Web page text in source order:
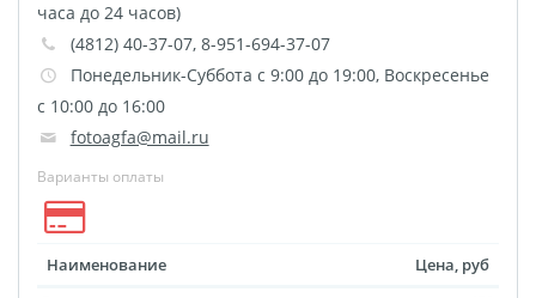
Печать на CD/DVD
Металлическая
пластина
Фото на медали
Коврик для мыши
Фото на брелках
Фото на часах
часа до 24 часов)
(4812) 40-37-07, 8-951-694-37-07
Понедельник-Суббота с 9:00 до 19:00, Воскресенье
с 10:00 до 16:00
fotoagfa@mail.ru
Варианты оплаты
Наименование
Цена, руб